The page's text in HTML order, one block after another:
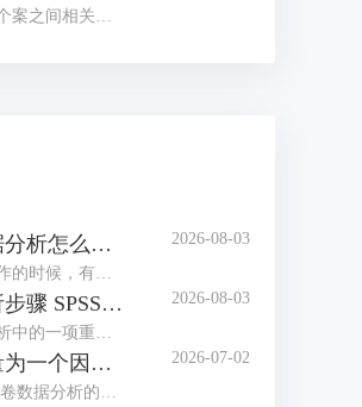
相关性分析是对变量或个案之间相关度的测量，在SPSS中可以选择三种方法来进行相关性分析：双变量、偏相关和距离。
SPSS独立样本数据分析怎么做 SPSS独立样本分析结果怎么看
我们在进行数据分析工作的时候，有时候需要对比两组相互独立样本的均值差异，比如不同组同学的考试分数、不同实验组的观测指标等，独立样本t检验就是解决这类问题常用的分析方法。接下来我将为大家介绍：SPSS独立样本数据分析怎么做，SPSS独立样本分析结果怎么看的相关内容。
2026-08-03
SPSS逐步判别分析步骤 SPSS逐步判别分析结果解读
逐步判别分析是数据分析中的一项重要分析方式，主要用来逐步筛选出对数据样本的类别区分有着明显贡献的变量内容（降低多余的变量对数据样本精确性的影响）。而在数据分析软件SPSS中，判别分析除了可以区别变量内容之外，还可以用来构建判别函数，对数据样本进行更加深入的分析。下面给大家介绍SPSS逐步判别分析步骤，SPSS逐步判别分析结果解读的具体内容。
2026-08-03
SPSS怎么合并变量为一个因子 SPSS因变量和因子怎么判断
我们在使用SPSS进行问卷数据分析的过程中，多个题项往往共同测量同一个潜在维度，直接使用单个题项分析会导致结果零散，将这些相关变量合并为一个因子，能精准提炼数据的核心特征。接下来我将为大家介绍：SPSS怎么合并变量为一个因子，SPSS因变量和因子怎么判断的相关内容。
2026-07-02